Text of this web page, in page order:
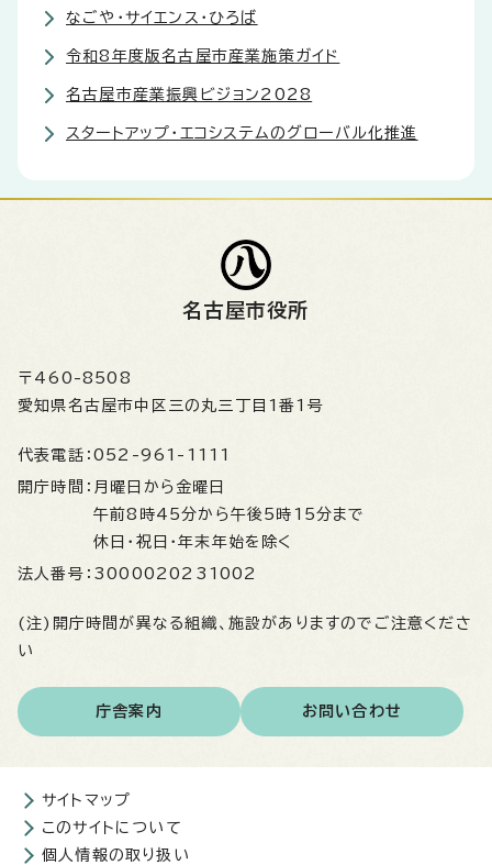
なごや・サイエンス・ひろば
令和8年度版名古屋市産業施策ガイド
名古屋市産業振興ビジョン2028
スタートアップ・エコシステムのグローバル化推進
名古屋市役所
〒460-8508
愛知県名古屋市中区三の丸三丁目1番1号
代表電話： 052-961-1111
開庁時間： 月曜日から金曜日
午前8時45分から午後5時15分まで
休日・祝日・年末年始を除く
法人番号： 3000020231002
(注)開庁時間が異なる組織、施設がありますのでご注意くださ
い
庁舎案内 お問い合わせ
サイトマップ
このサイトについて
個人情報の取り扱い